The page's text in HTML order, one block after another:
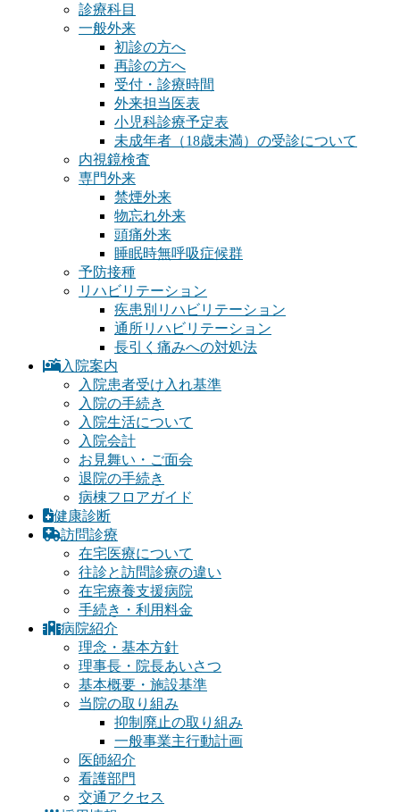
診療科目
一般外来
初診の方へ
再診の方へ
受付・診療時間
外来担当医表
小児科診療予定表
未成年者（18歳未満）の受診について
内視鏡検査
専門外来
禁煙外来
物忘れ外来
頭痛外来
睡眠時無呼吸症候群
予防接種
リハビリテーション
疾患別リハビリテーション
通所リハビリテーション
長引く痛みへの対処法
入院案内
入院患者受け入れ基準
入院の手続き
入院生活について
入院会計
お見舞い・ご面会
退院の手続き
病棟フロアガイド
健康診断
訪問診療
在宅医療について
往診と訪問診療の違い
在宅療養支援病院
手続き・利用料金
病院紹介
理念・基本方針
理事長・院長あいさつ
基本概要・施設基準
当院の取り組み
抑制廃止の取り組み
一般事業主行動計画
医師紹介
看護部門
交通アクセス